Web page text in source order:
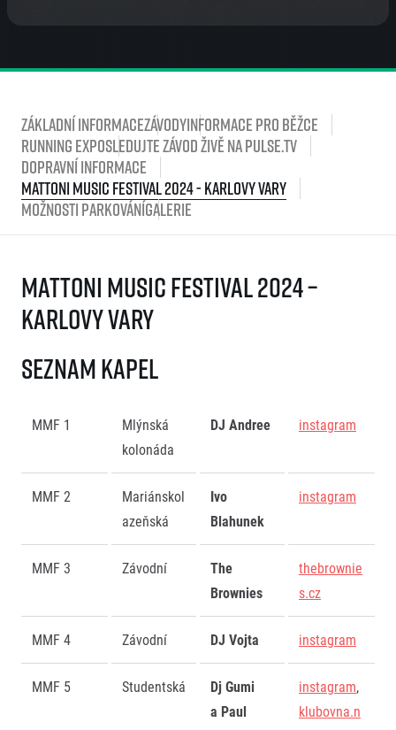
Základní informaceZávodyInformace pro běžce
Running ExpoSledujte závod živě na PULSE.TV
Dopravní informace
Mattoni Music Festival 2024 - Karlovy Vary
Možnosti parkováníGalerie
Mattoni Music Festival 2024 –
Karlovy Vary
Seznam kapel
MMF 1
Mlýnská
kolonáda
DJ Andree instagram
MMF 2
Mariánskol
azeňská
Ivo
Blahunek
instagram
MMF 3 Závodní
The
Brownies
thebrownie
s.cz
MMF 4 Závodní DJ Vojta instagram
MMF 5 Studentská
Dj Gumi
a Paul
instagram,
klubovna.n